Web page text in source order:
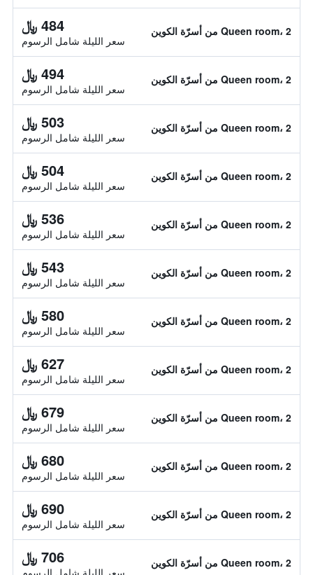
Queen room، 2 من أسرّة الكوين 484 ﷼
سعر الليلة شامل الرسوم
Queen room، 2 من أسرّة الكوين 494 ﷼
سعر الليلة شامل الرسوم
Queen room، 2 من أسرّة الكوين 503 ﷼
سعر الليلة شامل الرسوم
Queen room، 2 من أسرّة الكوين 504 ﷼
سعر الليلة شامل الرسوم
Queen room، 2 من أسرّة الكوين 536 ﷼
سعر الليلة شامل الرسوم
Queen room، 2 من أسرّة الكوين 543 ﷼
سعر الليلة شامل الرسوم
Queen room، 2 من أسرّة الكوين 580 ﷼
سعر الليلة شامل الرسوم
Queen room، 2 من أسرّة الكوين 627 ﷼
سعر الليلة شامل الرسوم
Queen room، 2 من أسرّة الكوين 679 ﷼
سعر الليلة شامل الرسوم
Queen room، 2 من أسرّة الكوين 680 ﷼
سعر الليلة شامل الرسوم
Queen room، 2 من أسرّة الكوين 690 ﷼
سعر الليلة شامل الرسوم
Queen room، 2 من أسرّة الكوين 706 ﷼
سعر الليلة شامل الرسوم